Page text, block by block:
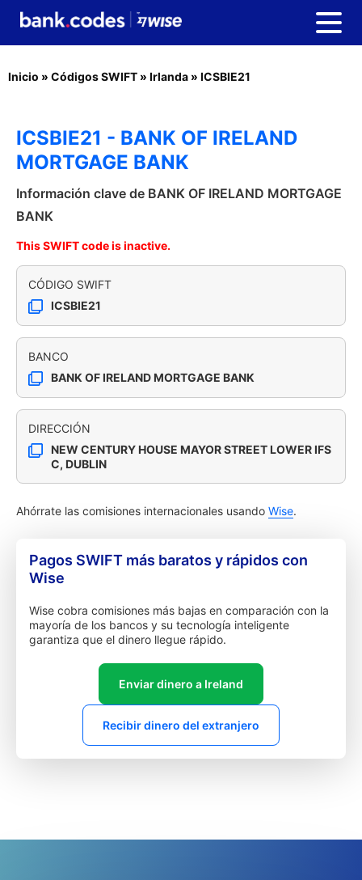
Inicio » Códigos SWIFT » Irlanda » ICSBIE21
ICSBIE21 - BANK OF IRELAND
MORTGAGE BANK
Información clave de BANK OF IRELAND MORTGAGE
BANK
This SWIFT code is inactive.
CÓDIGO SWIFT
ICSBIE21
BANCO
BANK OF IRELAND MORTGAGE BANK
DIRECCIÓN
NEW CENTURY HOUSE MAYOR STREET LOWER IFS
C, DUBLIN
Ahórrate las comisiones internacionales usando Wise.
Pagos SWIFT más baratos y rápidos con
Wise
Wise cobra comisiones más bajas en comparación con la
mayoría de los bancos y su tecnología inteligente
garantiza que el dinero llegue rápido.
Enviar dinero a Ireland
Recibir dinero del extranjero